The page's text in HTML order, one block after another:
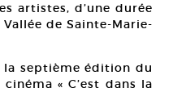
artistes, d’une durée
de Sainte-Marie-
la septième édition du
« C’est dans la